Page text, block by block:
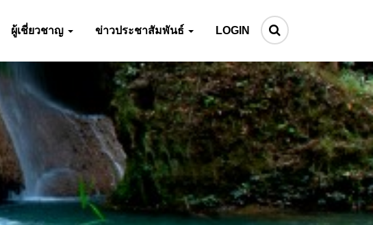
ผู้เชี่ยวชาญ ข่าวประชาสัมพันธ์ LOGIN